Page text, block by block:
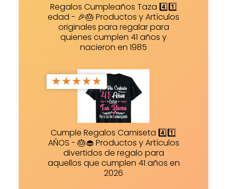
Regalos Cumpleaños Taza 4️⃣1️⃣
edad - 🎉🎂 Productos y Artículos
originales para regalar para
quienes cumplen 41 años y
nacieron en 1985
★★★★★
Cumple Regalos Camiseta 4️⃣1️⃣
AÑOS - 🎂🧁 Productos y Artículos
divertidos de regalo para
aquellos que cumplen 41 años en
2026